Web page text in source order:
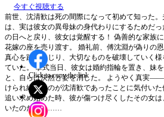
今すぐ視聴する
前世、沈清歓は死の間際になって初めて知った
は、実は彼女の異母妹の身代わりにするためだ
の日へと戻り、彼女は覚醒する！ 偽善的な家族
花嫁の座を売り渡す。 婚礼前、傅沈淵が偽りの
真心を踏みにじり、大切なものを破壊していく
ていた。 挙式当日、彼女は婚約指輪を置き、妹
と、自らは決然と姿を消した。 ようやく真実
けられ続けたのが沈清歓であったことに気付い
追い求め始めた時、彼が傷つけ尽くしたその女
いたのだった……
Click to copy the link